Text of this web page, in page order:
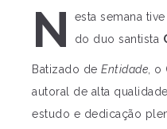
N
esta semana
do duo santista
Batizado de Entidade ,
autoral de alta
estudo e dedicação